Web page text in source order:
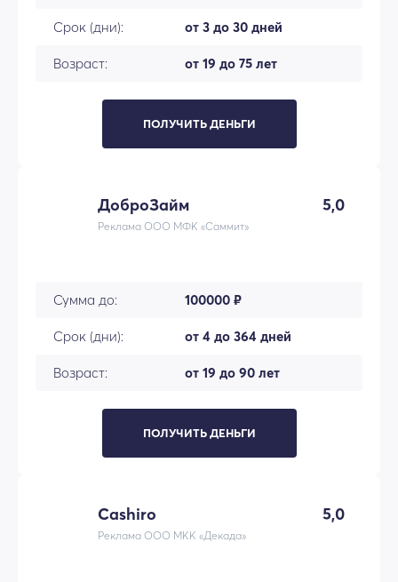
Срок (дни): от 3 до 30 дней
Возраст: от 19 до 75 лет
ПОЛУЧИТЬ ДЕНЬГИ
ДоброЗайм 5,0
Реклама ООО МФК «Саммит»
Сумма до: 100000 ₽
Срок (дни): от 4 до 364 дней
Возраст: от 19 до 90 лет
ПОЛУЧИТЬ ДЕНЬГИ
Cashiro 5,0
Реклама ООО МКК «Декада»